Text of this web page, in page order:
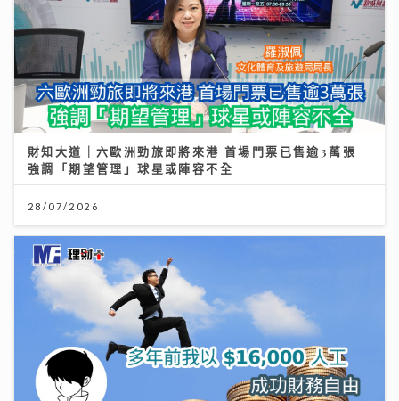
財知大道｜六歐洲勁旅即將來港 首場門票已售逾3萬張
強調「期望管理」球星或陣容不全
28/07/2026